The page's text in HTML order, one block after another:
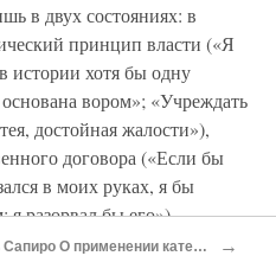
в двух состояниях: в
принцип власти («Я
истории хотя бы одну
вором»; «Учреждать
достойная жалости»),
договора («Если бы
в моих руках, я бы
я разорвал бы его»),
— какое ничтожество!») и,
Жизель Сапиро О применении категории «правые» и «левые» в литературном поле[*] →